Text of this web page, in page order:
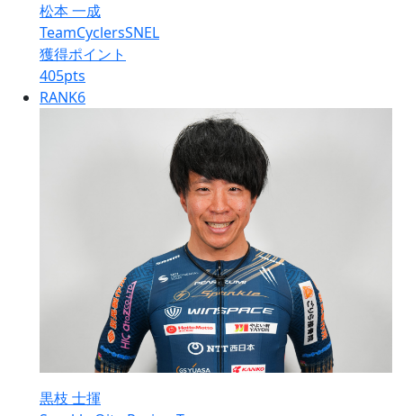
松本 一成
TeamCyclersSNEL
獲得ポイント
405pts
RANK6
黒枝 士揮